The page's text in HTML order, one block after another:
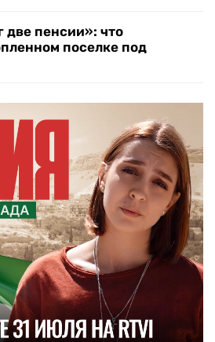
две пенсии»: что
поселке под